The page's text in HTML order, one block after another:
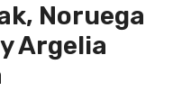
Noruega
Argelia